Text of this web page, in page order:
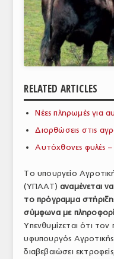
ΕΙΔΗΣΕΙΣ
ΕΥΡΩΠΑΪΚΕΣ ΑΠΟΦΑΣΕΙΣ
ΘΕΜΑΤΑ
ΑΝΑΛΥΣΕΙΣ
ΠΑΡΑΓΩΓΗ & ΕΜΠΟΡΙΑ
ΠΡΩΤΕΣ ΥΛΕΣ
ΕΞΟΠΛΙΣΜΟΣ
ΥΠΗΡΕΣΙΕΣ
ΕΜΠΟΡΙΚΟΙ ΑΝΤΙΠΡΟΣΩΠΟΙ
RELATED ARTICLES
Νέες πληρωμές για
Διορθώσεις στις
Αυτόχθονες φυλές –
Το υπουργείο
(ΥΠΑΑΤ) αναμένεται
το πρόγραμμα
σύμφωνα με
Υπενθυμίζεται ότι
υφυπουργός
διαβεβαιώσει